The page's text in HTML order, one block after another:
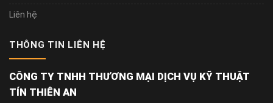
Liên hệ
THÔNG TIN LIÊN HỆ
CÔNG TY TNHH THƯƠNG MẠI DỊCH VỤ KỸ THUẬT
TÍN THIÊN AN